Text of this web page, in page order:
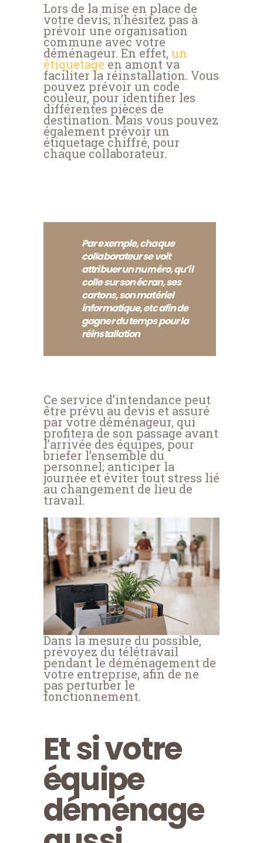
Lors de la mise en place de
votre devis; n’hésitez pas à
prévoir une organisation
commune avec votre
déménageur. En effet, un
étiquetage en amont va
faciliter la réinstallation. Vous
pouvez prévoir un code
couleur, pour identifier les
différentes pièces de
destination. Mais vous pouvez
également prévoir un
étiquetage chiffré, pour
chaque collaborateur.
Par exemple, chaque
collaborateur se voit
attribuer un numéro, qu’il
colle sur son écran, ses
cartons, son matériel
informatique, etc afin de
gagner du temps pour la
réinstallation
Ce service d’intendance peut
être prévu au devis et assuré
par votre déménageur, qui
profitera de son passage avant
l’arrivée des équipes, pour
briefer l’ensemble du
personnel; anticiper la
journée et éviter tout stress lié
au changement de lieu de
travail.
Dans la mesure du possible,
prévoyez du télétravail
pendant le déménagement de
votre entreprise, afin de ne
pas perturber le
fonctionnement.
Et si votre
équipe
déménage